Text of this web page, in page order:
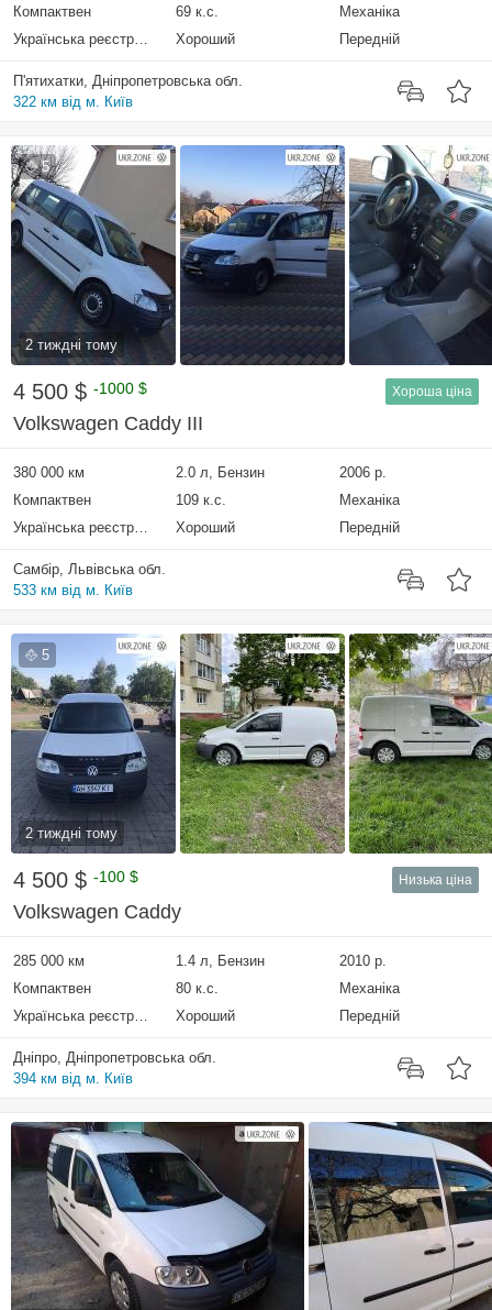
Компактвен
69 к.с.
Механіка
Українська реєстрація
Хороший Передній
П'ятихатки, Дніпропетровська обл.
322 км від м. Київ
5
2 тиждні тому
4 500 $ -1000 $ Хороша ціна
Volkswagen Caddy III
380 000 км 2.0 л, Бензин
2006 р.
Компактвен
109 к.с.
Механіка
Українська реєстрація
Хороший Передній
Самбір, Львівська обл.
533 км від м. Київ
5
2 тиждні тому
4 500 $ -100 $ Низька ціна
Volkswagen Caddy
285 000 км 1.4 л, Бензин
2010 р.
Компактвен
80 к.с.
Механіка
Українська реєстрація
Хороший Передній
Дніпро, Дніпропетровська обл.
394 км від м. Київ